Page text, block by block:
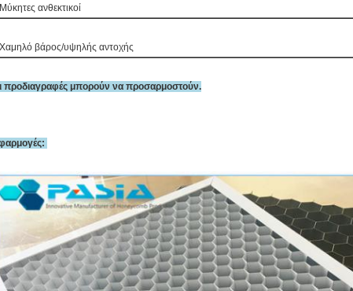
ανθεκτικοί
βάρος/υψηλής αντοχής
προδιαγραφές μπορούν να προσαρμοστούν.